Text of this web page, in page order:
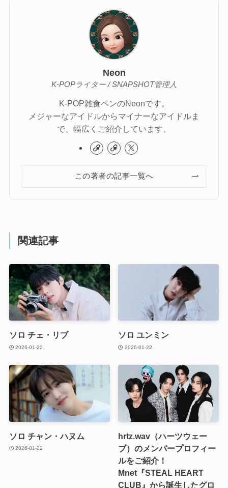
Neon
K-POPライター / SNAPSHOT管理人
K-POP雑食ペンのNeonです。
メジャーなアイドルからマイナーなアイドルま
で、幅広くご紹介しています。
この著者の記事一覧へ
関連記事
ソロ チェ・リブ
2026-01-22
ソロ ユンミン
2026-01-22
ソロ チャン・ハヌム
2026-01-22
hrtz.wav（ハーツウェー
ブ）のメンバープロフィー
ルをご紹介！
Mnet『STEAL HEART
CLUB』から誕生したグロ